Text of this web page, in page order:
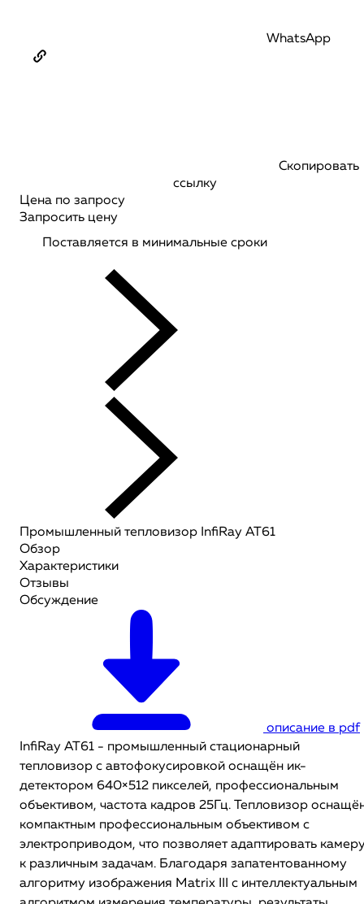
WhatsApp
Скопировать
ссылку
Цена по запросу
Запросить цену
Поставляется в минимальные сроки
Промышленный тепловизор InfiRay AT61
Обзор
Характеристики
Отзывы
Обсуждение
описание в pdf
InfiRay AT61 - промышленный стационарный
тепловизор с автофокусировкой оснащён ик-
детектором 640×512 пикселей, профессиональным
объективом, частота кадров 25Гц. Тепловизор
компактным профессиональным объективом с
электроприводом, что позволяет адаптировать
к различным задачам. Благодаря запатентованному
алгоритму изображения Matrix III с интеллектуальным